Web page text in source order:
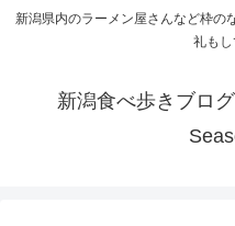
新潟県内のラーメン屋さんなど枠の
礼もし
新潟食べ歩きブロ